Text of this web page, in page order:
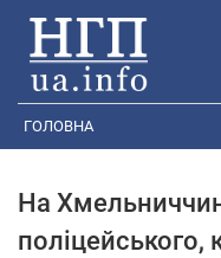
ГОЛОВНА
На
поліцейського,